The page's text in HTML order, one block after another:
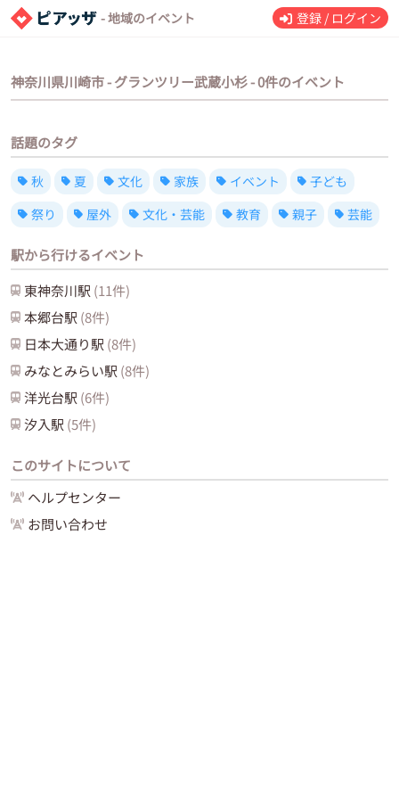
- 地域のイベント 登録 / ログイン
神奈川県川崎市 - グランツリー武蔵小杉 - 0件のイベント
話題のタグ
秋 夏 文化 家族 イベント
子ども
祭り
屋外 文化・芸能 教育 親子 芸能
駅から行けるイベント
東神奈川駅 (11件)
本郷台駅 (8件)
日本大通り駅 (8件)
みなとみらい駅 (8件)
洋光台駅 (6件)
汐入駅 (5件)
このサイトについて
ヘルプセンター
お問い合わせ